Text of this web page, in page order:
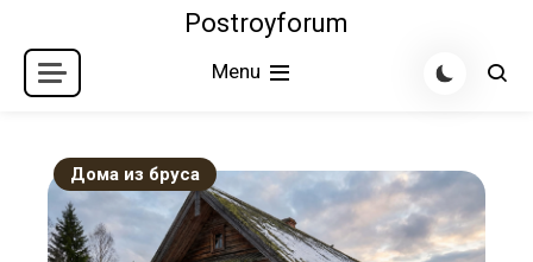
content
Postroyforum
Menu
Дома из бруса